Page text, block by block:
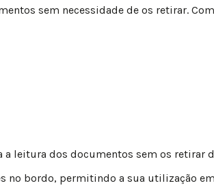
sem necessidade de os retirar.
leitura dos documentos sem os retirar
no bordo, permitindo a sua utilização